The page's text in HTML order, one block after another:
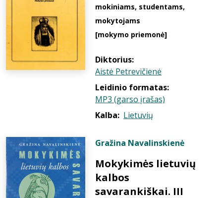
mokiniams, studentams,
mokytojams
[mokymo priemonė]
Diktorius:
Aistė Petrevičienė
Leidinio formatas:
MP3 (garso įrašas)
Kalba: Lietuvių
Gražina Navalinskienė
Mokykimės lietuvių
kalbos
savarankiškai. III